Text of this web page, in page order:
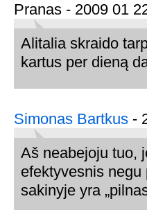
Pranas - 2009 01
Alitalia skraido
kartus per dieną
Simonas Bartkus -
Aš neabejoju tuo,
efektyvesnis
sakinyje yra